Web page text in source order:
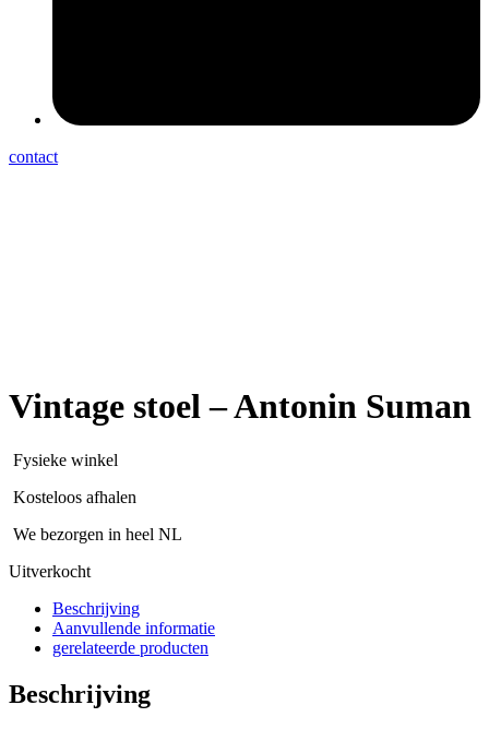
contact
Vintage stoel – Antonin Suman
Fysieke winkel
Kosteloos afhalen
We bezorgen in heel NL
Uitverkocht
Beschrijving
Aanvullende informatie
gerelateerde producten
Beschrijving